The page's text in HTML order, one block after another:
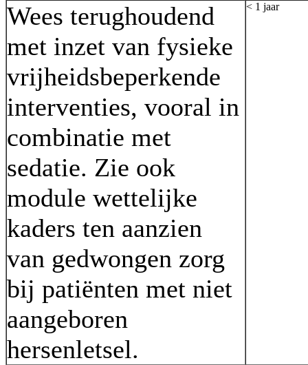
Wees terughoudend
met inzet van fysieke
vrijheidsbeperkende
interventies, vooral in
combinatie met
sedatie. Zie ook
module wettelijke
kaders ten aanzien
van gedwongen zorg
bij patiënten met niet
aangeboren
hersenletsel.
< 1 jaar